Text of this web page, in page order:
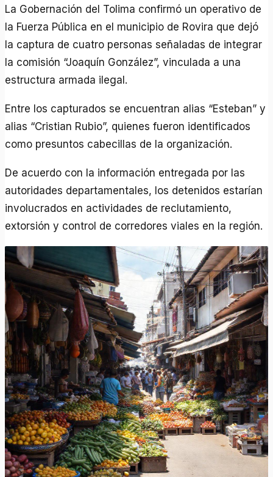
La Gobernación del Tolima confirmó un operativo de
la Fuerza Pública en el municipio de Rovira que dejó
la captura de cuatro personas señaladas de integrar
la comisión “Joaquín González”, vinculada a una
estructura armada ilegal.
Entre los capturados se encuentran alias “Esteban” y
alias “Cristian Rubio”, quienes fueron identificados
como presuntos cabecillas de la organización.
De acuerdo con la información entregada por las
autoridades departamentales, los detenidos estarían
involucrados en actividades de reclutamiento,
extorsión y control de corredores viales en la región.